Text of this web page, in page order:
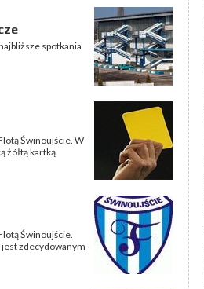
spotkania
Świnoujście. W
żółtą kartką.
Świnoujście.
jest zdecydowanym